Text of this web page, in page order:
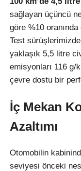
sağlayan üçüncü
göre %10 oranında
Test
yaklaşık 5,5 litre
emisyonları 116 g/
çevre dostu bir
İç Mekan
Azaltımı
Otomobilin
seviyesi önceki